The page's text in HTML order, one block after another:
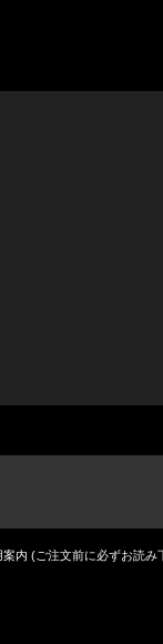
案内 (ご注文前に必ずお読み